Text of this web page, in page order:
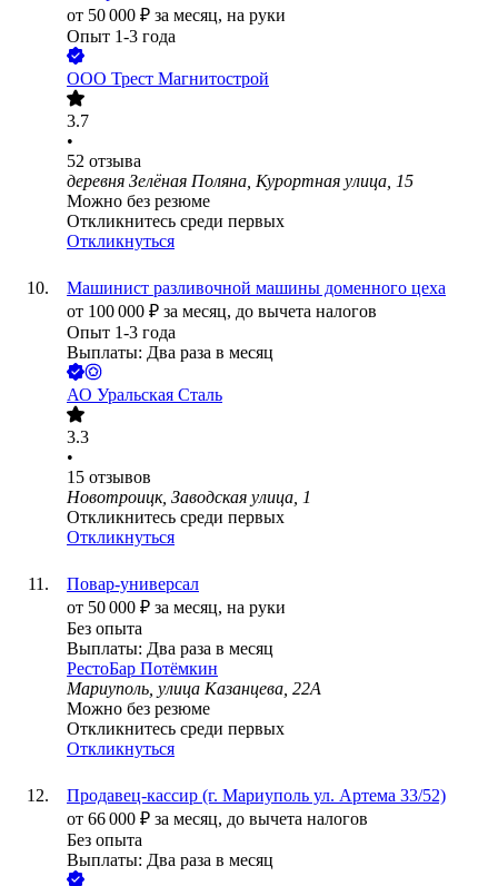
от 50 000 ₽ за месяц, на руки
Опыт 1-3 года
ООО Трест Магнитострой
3.7
•
52 отзыва
деревня Зелёная Поляна, Курортная улица, 15
Можно без резюме
Откликнитесь среди первых
Откликнуться
Машинист разливочной машины доменного цеха
от 100 000 ₽ за месяц, до вычета налогов
Опыт 1-3 года
Выплаты: Два раза в месяц
АО Уральская Сталь
3.3
•
15 отзывов
Новотроицк, Заводская улица, 1
Откликнитесь среди первых
Откликнуться
Повар-универсал
от 50 000 ₽ за месяц, на руки
Без опыта
Выплаты: Два раза в месяц
РестоБар Потёмкин
Мариуполь, улица Казанцева, 22А
Можно без резюме
Откликнитесь среди первых
Откликнуться
Продавец-кассир (г. Мариуполь ул. Артема 33/52)
от 66 000 ₽ за месяц, до вычета налогов
Без опыта
Выплаты: Два раза в месяц